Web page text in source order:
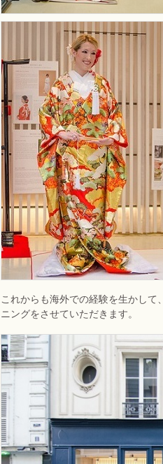
これからも海外での経験を生かして
ニングをさせていただきます。